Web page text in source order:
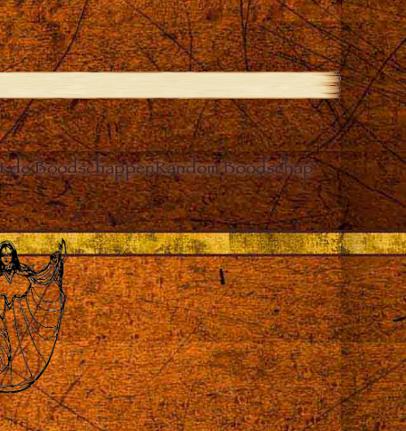
de BoodschappenRandom Boodschap
Close